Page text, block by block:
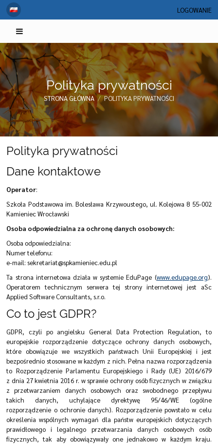
LOGOWANIE
Polityka prywatności
STRONA GŁÓWNA / POLITYKA PRYWATNOŚCI
Polityka
prywatności
Polityka prywatności
Dane kontaktowe
Operator:
Szkoła Podstawowa im. Bolesława Krzywoustego, ul. Kolejowa 8 55-002
Kamieniec Wrocławski
Osoba odpowiedzialna za ochronę danych osobowych:
Osoba odpowiedzialna:
Numer telefonu:
e-mail: sekretariat@spkamieniec.edu.pl
Ta strona internetowa działa w systemie EduPage (www.edupage.org).
Operatorem technicznym serwera tej strony internetowej jest aSc
Applied Software Consultants, s.r.o.
Co to jest GDPR?
GDPR, czyli po angielsku General Data Protection Regulation, to
europejskie rozporządzenie dotyczące ochrony danych osobowych,
które obowiązuje we wszystkich państwach Unii Europejskiej i jest
bezpośrednio stosowane w każdym z nich. Pełna nazwa rozporządzenia
to Rozporządzenie Parlamentu Europejskiego i Rady (UE) 2016/679
z dnia 27 kwietnia 2016 r. w sprawie ochrony osób fizycznych w związku
z przetwarzaniem danych osobowych oraz swobodnego przepływu
takich danych, uchylające dyrektywę 95/46/WE (ogólne
rozporządzenie o ochronie danych). Rozporządzenie powstało w celu
określenia wspólnych wymagań dla państw europejskich dotyczących
prawidłowego i legalnego przetwarzania danych osobowych osób
fizycznych, tak aby obowiązywały one jednakowo w każdym kraju.